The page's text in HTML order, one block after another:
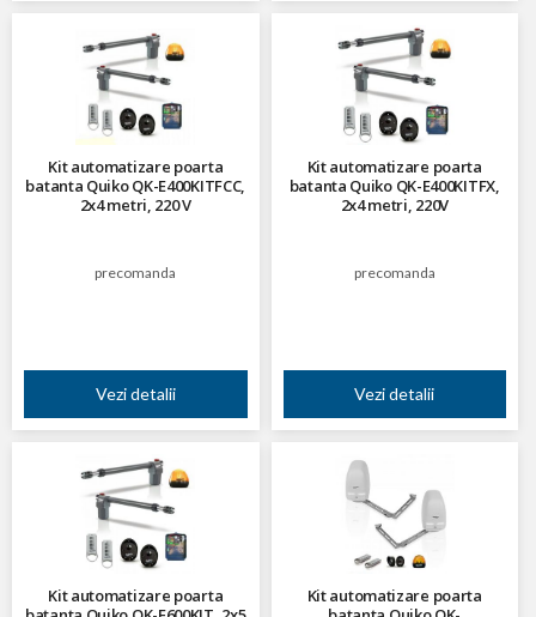
Kit automatizare poarta
batanta Quiko QK-E400KITFCC,
2x4 metri, 220 V
precomanda
Vezi detalii
Kit automatizare poarta
batanta Quiko QK-E400KITFX,
2x4 metri, 220V
precomanda
Vezi detalii
Kit automatizare poarta
Kit automatizare poarta